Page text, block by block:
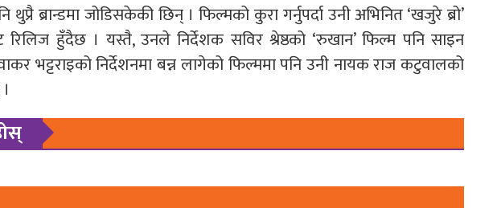
ब्रान्डमा जोडिसकेकी छिन् । फिल्मको कुरा गर्नुपर्दा उनी अभिनित ‘खजुरे ब्रो’
हुँदैछ । यस्तै, उनले निर्देशक सविर श्रेष्ठको ‘रुखान’ फिल्म पनि साइन
भट्टराइको निर्देशनमा बन्न लागेको फिल्ममा पनि उनी नायक राज कटुवालको